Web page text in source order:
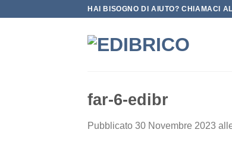
HAI BISOGNO DI AIUTO? CHIAMACI
far-6-edibr
Pubblicato 30 Novembre 2023